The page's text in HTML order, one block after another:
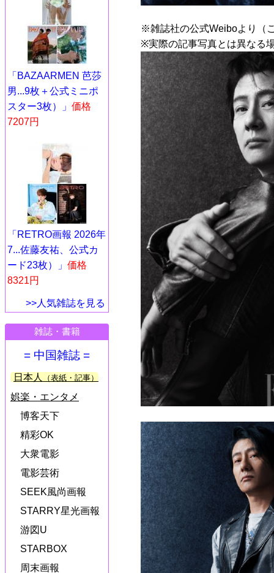
「BAZAARMEN 芭莎
男...9枚＋公式ミニポ
スター3枚）」 価格
7207円
「RETRO画報 2026年
7...佐藤友祐、公式カ
ード23枚）」 価格
8321円
>>人気雑誌を見る
雑誌・書籍
= 中国雑誌 =
日本人 （表紙・記事）
娯楽・エンタメ
博客天下
精彩OK
大衆電影
電影芸術
SEEK風尚画報
STARRY星光画報
游図U
STARBOX
周末画報
※雑誌社の公式Weiboより（
※実際の記事写真とは異なる